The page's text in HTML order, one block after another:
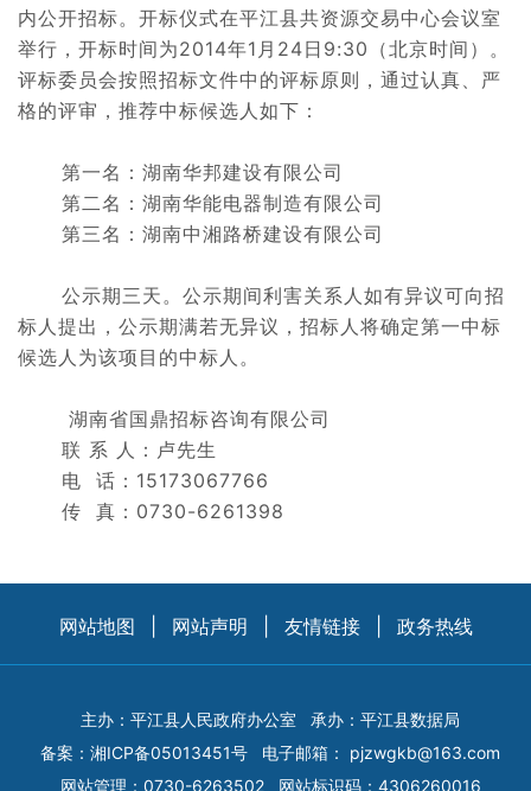
内公开招标。开标仪式在平江县共资源交易中心会议室
举行，开标时间为2014年1 月 24日 9:30（北京时间）。
评标委员会按照招标文件中的评标原则，通过认真、严
格的评审，推荐中标候选人如下：
第一名：湖南华邦建设有限公司
第二名：湖南华能电器制造有限公司
第三名：湖南中湘路桥建设有限公司
公示期三天。公示期间利害关系人如有异议可向招
标人提出， 公示期满若无异议，招标人将确定第一中标
候选人为该项目的中标人。
湖南省国鼎招标咨询有限公司
联 系 人：卢先生
电 话：15173067766
传 真：0730-6261398
网站地图 网站声明 友情链接 政务热线
主办：平江县人民政府办公室
承办：平江县数据局
备案： 湘ICP备05013451号 电子邮箱： pjzwgkb@163.com
网站管理：0730-6263502
网站标识码：4306260016